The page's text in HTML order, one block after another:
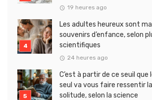
19 heures ago
Les adultes heureux sont
souvenirs d’enfance, selon
scientifiques
24 heures ago
C’est à partir de ce seuil que
seul va vous faire ressentir
solitude, selon la science